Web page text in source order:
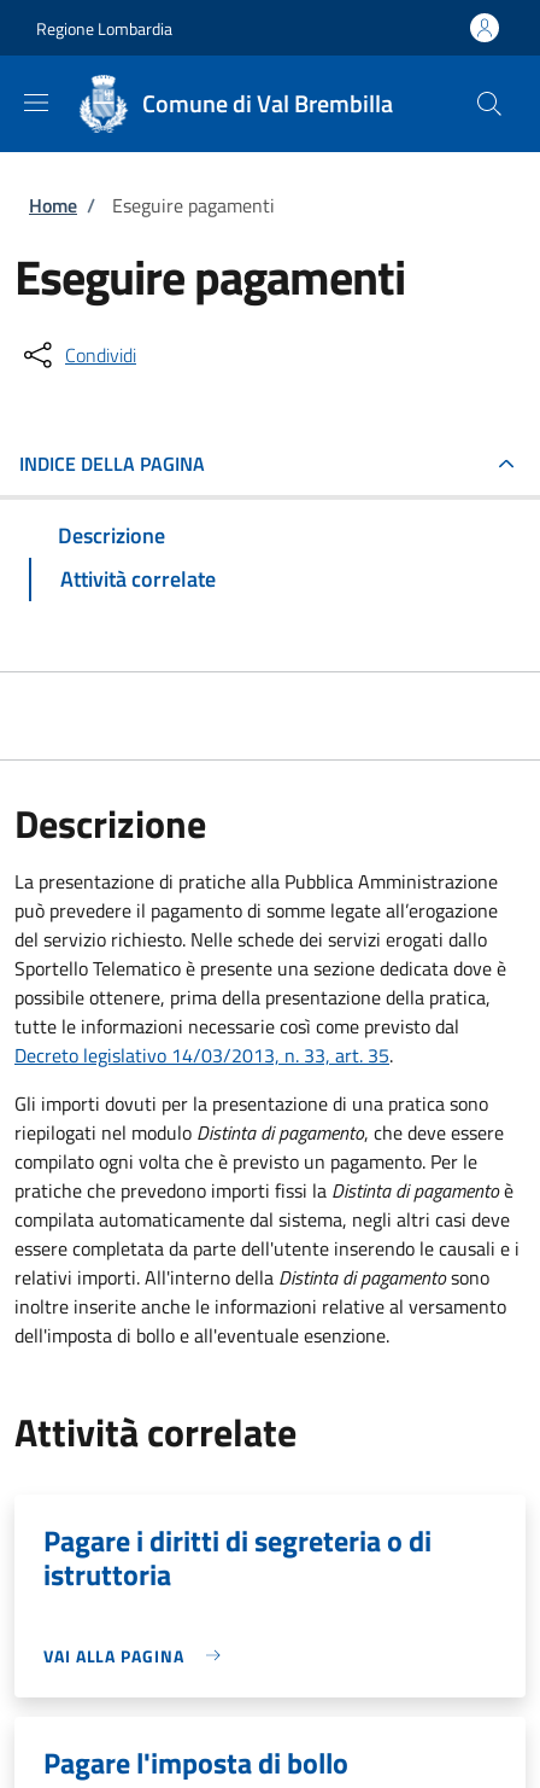
Regione Lombardia
Comune di Val Brembilla
Briciole di pane
Home / Eseguire pagamenti
Eseguire pagamenti
Condividi
INDICE DELLA PAGINA
Descrizione
Attività correlate
Descrizione
La presentazione di pratiche alla Pubblica Amministrazione
può prevedere il pagamento di somme legate all’erogazione
del servizio richiesto. Nelle schede dei servizi erogati dallo
Sportello Telematico è presente una sezione dedicata dove è
possibile ottenere, prima della presentazione della pratica,
tutte le informazioni necessarie così come previsto dal
Decreto legislativo 14/03/2013, n. 33, art. 35.
Gli importi dovuti per la presentazione di una pratica sono
riepilogati nel modulo Distinta di pagamento, che deve essere
compilato ogni volta che è previsto un pagamento. Per le
pratiche che prevedono importi fissi la Distinta di pagamentoè
compilata automaticamente dal sistema, negli altri casi deve
essere completata da parte dell'utente inserendo le causali e i
relativi importi.All'interno della Distinta di pagamentosono
inoltre inserite anche le informazioni relative al versamento
dell'imposta di bollo e all'eventuale esenzione.
Attività correlate
Pagare i diritti di segreteria o di
istruttoria
VAI ALLA PAGINA
Pagare l'imposta di bollo